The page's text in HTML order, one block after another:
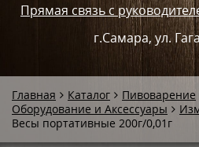
Прямая связь с
г.Самара, ул.
Главная Каталог
Пивоварение
Оборудование и Аксессуары
Весы портативные 200г/0,01г